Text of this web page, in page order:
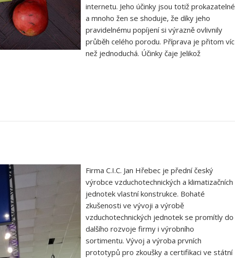
internetu. Jeho účinky jsou totiž prokazatelné
a mnoho žen se shoduje, že díky jeho
pravidelnému popíjení si výrazně ovlivnily
průběh celého porodu. Příprava je přitom víc
než jednoduchá. Účinky čaje Jelikož
Firma C.I.C. Jan Hřebec je přední český
výrobce vzduchotechnických a klimatizačních
jednotek vlastní konstrukce. Bohaté
zkušenosti ve vývoji a výrobě
vzduchotechnických jednotek se promítly do
dalšího rozvoje firmy i výrobního
sortimentu. Vývoj a výroba prvních
prototypů pro zkoušky a certifikaci ve státní